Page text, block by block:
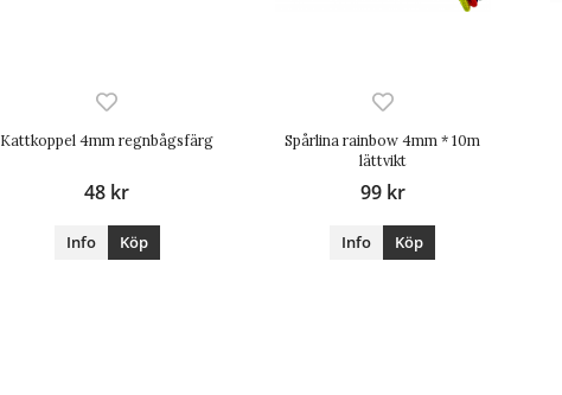
Kattkoppel 4mm regnbågsfärg
48 kr
Info Köp
Spårlina rainbow 4mm * 10m
lättvikt
99 kr
Info Köp